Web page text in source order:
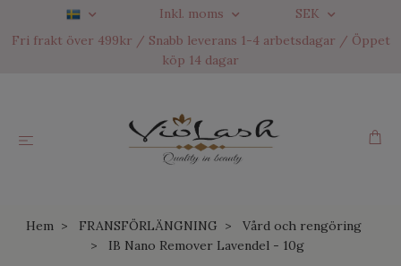
Inkl. moms
SEK
Fri frakt över 499kr / Snabb leverans 1-4 arbetsdagar / Öppet
köp 14 dagar
Hem FRANSFÖRLÄNGNING
Vård och rengöring
IB Nano Remover Lavendel - 10g